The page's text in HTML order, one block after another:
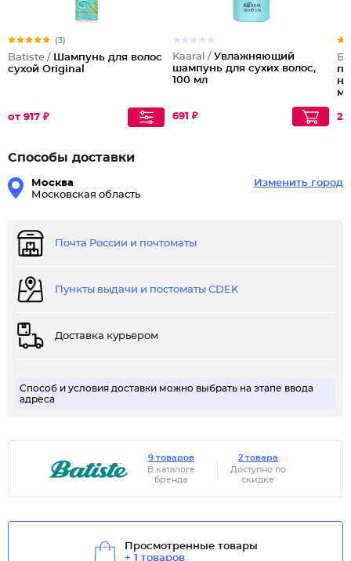
(3)
Batiste / Шампунь для волос
сухой Original
от 917 ₽
Kaaral / Увлажняющий
шампунь для сухих волос,
100 мл
691 ₽
Способы доставки
Москва
Московская область
Изменить город
Почта России и почтоматы
Пункты выдачи и постоматы CDEK
Доставка курьером
Способ и условия доставки можно выбрать на этапе ввода
адреса
9 товаров
В каталоге
бренда
2 товара
Доступно по
скидке
Просмотренные товары
+ 1 товаров